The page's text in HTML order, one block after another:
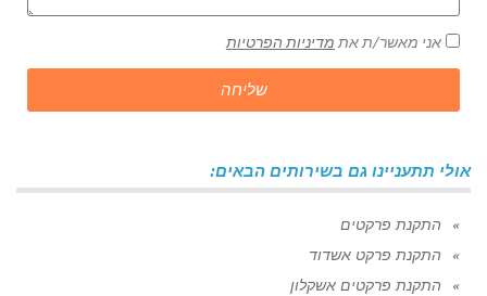
אני מאשר/ת אתמדיניות הפרטיות
שליחה
אולי תתעניינו גם בשירותים הבאים:
התקנת פרקטים
התקנת פרקט אשדוד
התקנת פרקטים אשקלון